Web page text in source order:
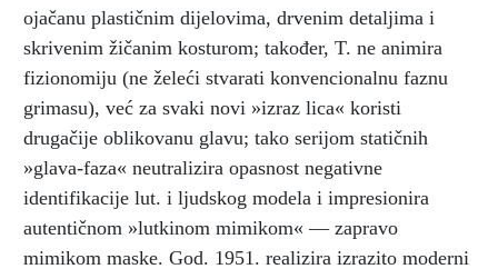
ojačanu plastičnim dijelovima, drvenim detaljima i
skrivenim žičanim kosturom; također, T. ne animira
fizionomiju (ne želeći stvarati konvencionalnu faznu
grimasu), već za svaki novi »izraz lica« koristi
drugačije oblikovanu glavu; tako serijom statičnih
»glava-faza« neutralizira opasnost negativne
identifikacije lut. i ljudskog modela i impresionira
autentičnom »lutkinom mimikom« — zapravo
mimikom maske. God. 1951. realizira izrazito moderni